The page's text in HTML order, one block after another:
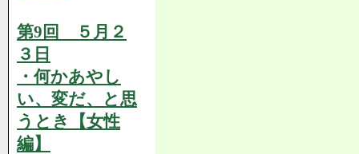
第9回 ５月２
３日
・何かあやし
い、変だ、と思
うとき【女性
編】